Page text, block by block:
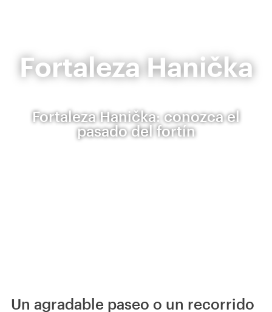
Fortaleza Hanička
Fortaleza Hanička: conozca el
pasado del fortín
Un agradable paseo o un recorrido